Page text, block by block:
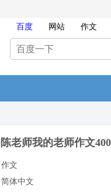
百度 网站 作文
陈老师我的老师作文
作文
简体中文